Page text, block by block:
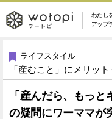
わたし
アップ
wotopi
-
ウ
メ
恋愛・結婚
美容・コスメ
健康
ライフスタイル
「産むこと」にメリッ
「産んだら、もっ
の疑問にワーママが